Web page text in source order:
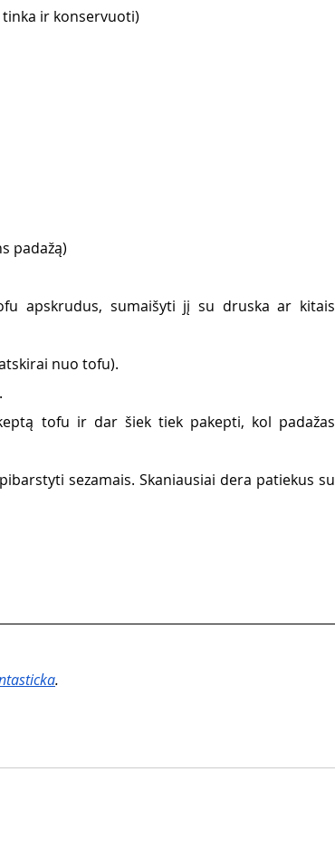
tinka ir konservuoti)
padažą)
apskrudus, sumaišyti jį su druska ar kitais
nuo tofu).
tofu ir dar šiek tiek pakepti, kol padažas
sezamais. Skaniausiai dera patiekus su
.